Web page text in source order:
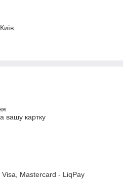
вашу картку
Mastercard - LiqPay